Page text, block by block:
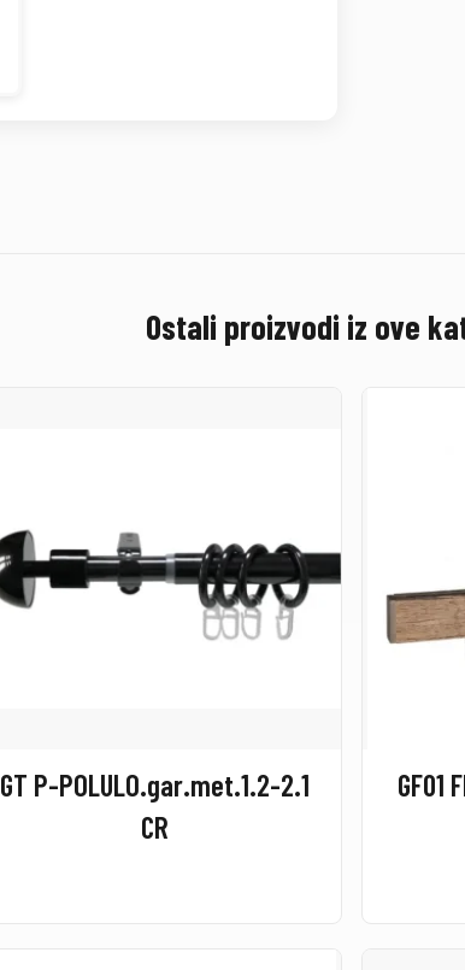
Ostali proizvodi iz ove
GT P-POLULO.gar.met.1.2-2.1
CR
GF01